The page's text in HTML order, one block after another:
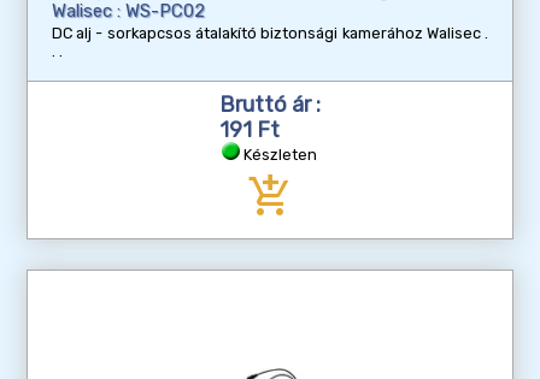
Walisec : WS-PC02
DC alj - sorkapcsos átalakító biztonsági kamerához Walisec
Bruttó ár :
191 Ft
Készleten
add_shopping_cart